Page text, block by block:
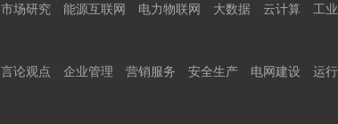
市场研究 能源互联网 电力物联网 大数据 云计算 工
言论观点 企业管理 营销服务 安全生产 电网建设 运